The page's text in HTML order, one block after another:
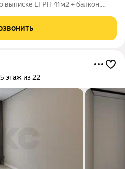
выписке ЕГРН 41м2 + балкон.
достойный ремонт, мебель и
этаж из 22